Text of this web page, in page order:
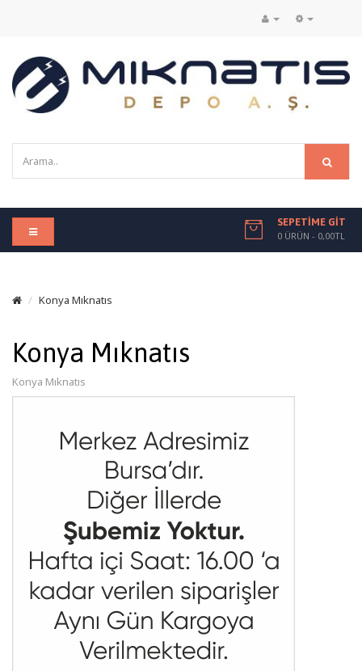
SEPETIME GIT
0 ÜRÜN - 0,00TL
Konya Mıknatıs
Konya Mıknatıs
Konya Mıknatıs